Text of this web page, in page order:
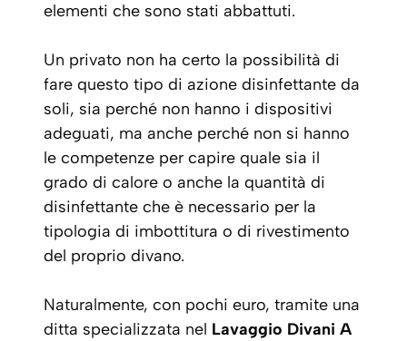
elementi che sono stati abbattuti.
Un privato non ha certo la possibilità di
fare questo tipo di azione disinfettante da
soli, sia perché non hanno i dispositivi
adeguati, ma anche perché non si hanno
le competenze per capire quale sia il
grado di calore o anche la quantità di
disinfettante che è necessario per la
tipologia di imbottitura o di rivestimento
del proprio divano.
Naturalmente, con pochi euro, tramite una
ditta specializzata nel Lavaggio Divani A